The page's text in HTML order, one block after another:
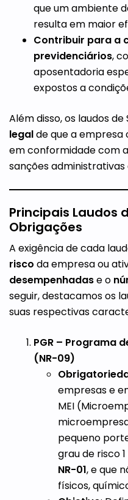
que um ambiente
resulta em maior
Contribuir para a
previdenciários,
aposentadoria
expostos a
Além disso, os laudos
legalde que a
em conformidade com
sanções
Principais Laudos
Obrigações
A exigência de cada
risco da empresa ou
desempenhadase o
seguir, destacamos os
suas respectivas
PGR – Programa
(NR-09)
empresas e
MEI
pequeno
grau de risco
NR-01, e que
físicos,